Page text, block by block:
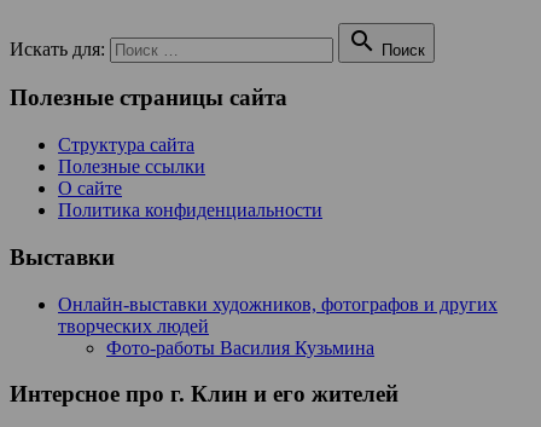
Искать для:  Поиск
Полезные страницы сайта
Структура сайта
Полезные ссылки
О сайте
Политика конфиденциальности
Выставки
Онлайн-выставки художников, фотографов и других
творческих людей
Фото-работы Василия Кузьмина
Интерсное про г. Клин и его жителей